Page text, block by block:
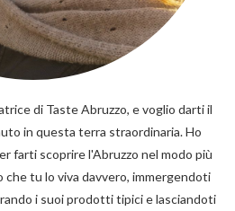
di Taste Abruzzo, e voglio darti il
in questa terra straordinaria. Ho
farti scoprire l'Abruzzo nel modo più
tu lo viva davvero, immergendoti
i suoi prodotti tipici e lasciandoti